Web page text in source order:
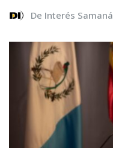
De Interés Samaná